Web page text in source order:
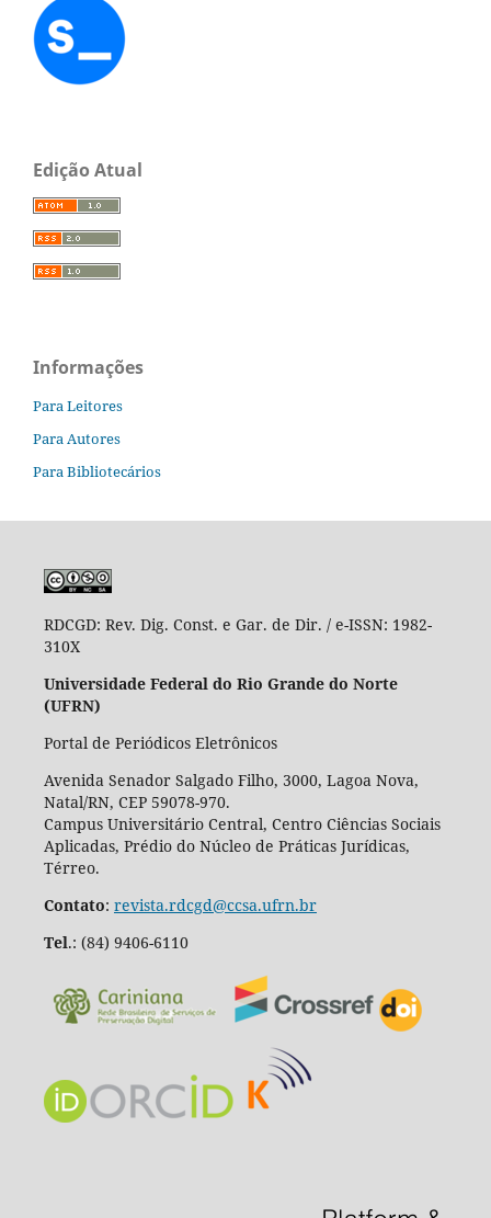
Edição Atual
Informações
Para Leitores
Para Autores
Para Bibliotecários
RDCGD: Rev. Dig. Const. e Gar. de Dir. / e-ISSN: 1982-
310X
Universidade Federal do Rio Grande do Norte
(UFRN)
Portal de Periódicos Eletrônicos
Avenida Senador Salgado Filho, 3000, Lagoa Nova,
Natal/RN, CEP 59078-970.
Campus Universitário Central, Centro Ciências Sociais
Aplicadas, Prédio do Núcleo de Práticas Jurídicas,
Térreo.
Contato: revista.rdcgd@ccsa.ufrn.br
Tel.: (84) 9406-6110